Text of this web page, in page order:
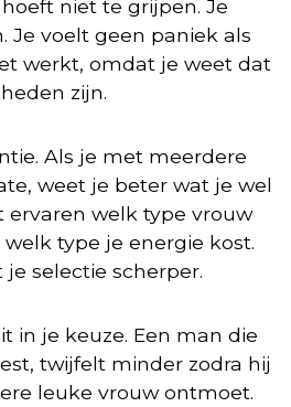
niet te grijpen. Je
Je voelt geen paniek als
werkt, omdat je weet dat
zijn.
Als je met meerdere
weet je beter wat je wel
ervaren welk type vrouw
type je energie kost.
selectie scherper.
in je keuze. Een man die
twijfelt minder zodra hij
leuke vrouw ontmoet.